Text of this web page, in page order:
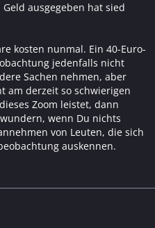
ausgegeben hat sied
kosten nunmal. Ein 40-Euro-
jedenfalls nicht
Sachen nehmen, aber
am derzeit so schwierigen
Zoom leistet, dann
wenn Du nichts
von Leuten, die sich
auskennen.